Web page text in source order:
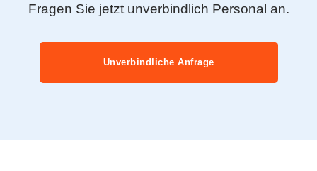
Fragen Sie jetzt unverbindlich Personal an.
Unverbindliche Anfrage